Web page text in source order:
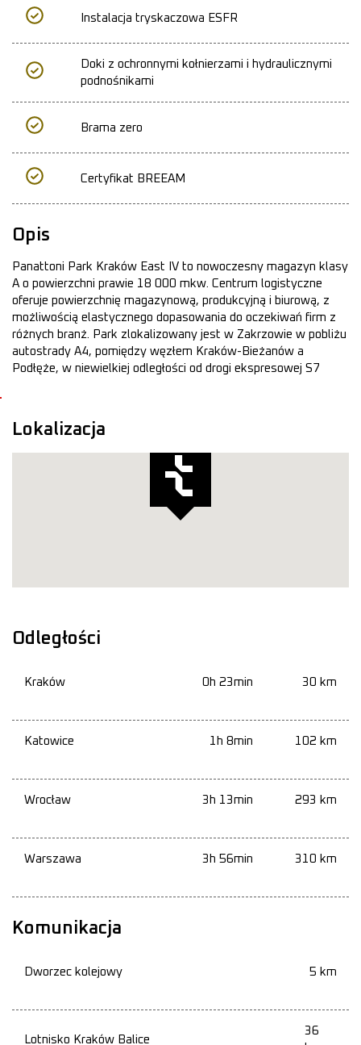
Instalacja tryskaczowa ESFR
Doki z ochronnymi kołnierzami i hydraulicznymi
podnośnikami
Brama zero
Certyfikat BREEAM
Opis
Panattoni Park Kraków East IV to nowoczesny magazyn klasy
A o powierzchni prawie 18 000 mkw. Centrum logistyczne
oferuje powierzchnię magazynową, produkcyjną i biurową, z
możliwością elastycznego dopasowania do oczekiwań firm z
różnych branż. Park zlokalizowany jest w Zakrzowie w pobliżu
autostrady A4, pomiędzy węzłem Kraków-Bieżanów a
Podłęże, w niewielkiej odległości od drogi ekspresowej S7
Lokalizacja
Odległości
Kraków 0h 23min 30 km
Katowice 1h 8min 102 km
Wrocław 3h 13min 293 km
Warszawa 3h 56min 310 km
Komunikacja
Dworzec kolejowy 5 km
Lotnisko Kraków Balice
36